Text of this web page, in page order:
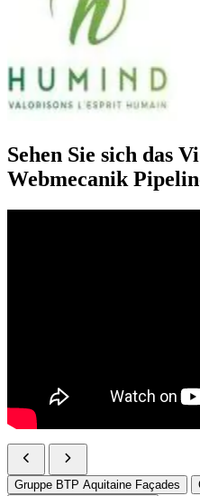
Sehen Sie sich das
Webmecanik
Gruppe BTP Aquitaine Façades